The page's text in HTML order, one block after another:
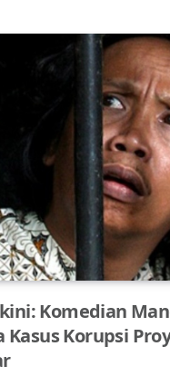
Komedian
Kasus Korupsi